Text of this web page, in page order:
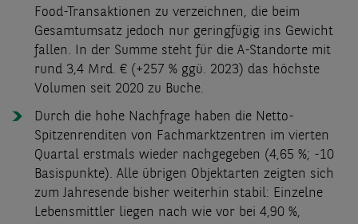
Food-Transaktionen zu verzeichnen, die beim
Gesamtumsatz jedoch nur geringfügig ins Gewicht
fallen. In der Summe steht für die A-Standorte mit
rund 3,4 Mrd. € (+257 % ggü. 2023) das höchste
Volumen seit 2020 zu Buche.
Durch die hohe Nachfrage haben die Netto-
Spitzenrenditen von Fachmarktzentren im vierten
Quartal erstmals wieder nachgegeben (4,65 %; -10
Basispunkte). Alle übrigen Objektarten zeigten sich
zum Jahresende bisher weiterhin stabil: Einzelne
Lebensmittler liegen nach wie vor bei 4,90 %,